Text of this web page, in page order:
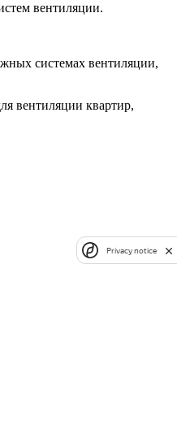
вентиляции.
системах вентиляции,
вентиляции квартир,
Privacy notice